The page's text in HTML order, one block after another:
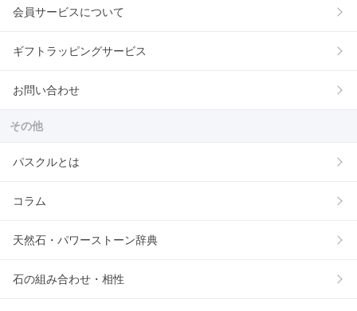
会員サービスについて
ギフトラッピングサービス
お問い合わせ
その他
パスクルとは
コラム
天然石・パワーストーン辞典
石の組み合わせ・相性